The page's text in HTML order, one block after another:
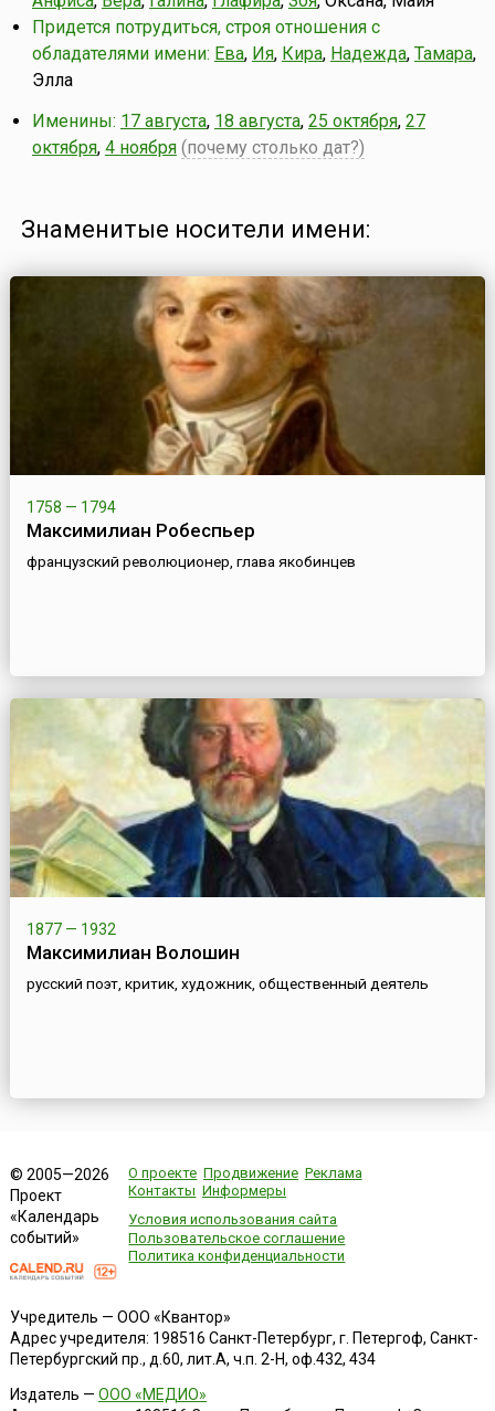
Придется потрудиться, строя отношения с
обладателями имени: Ева, Ия, Кира, Надежда, Тамара,
Элла
Именины: 17 августа, 18 августа, 25 октября, 27
октября, 4 ноября (почему столько дат?)
Знаменитые носители имени:
1758 — 1794
Максимилиан Робеспьер
французский революционер, глава якобинцев
1877 — 1932
Максимилиан Волошин
русский поэт, критик, художник, общественный деятель
© 2005—2026
Проект
«Календарь
событий»
О проекте Продвижение Реклама
Контакты Информеры
Условия использования сайта
Пользовательское соглашение
Политика конфиденциальности
Учредитель — ООО «Квантор»
Адрес учредителя: 198516 Санкт-Петербург, г. Петергоф, Санкт-
Петербургский пр., д.60, лит.А, ч.п. 2-Н, оф.432, 434
Издатель — ООО «МЕДИО»